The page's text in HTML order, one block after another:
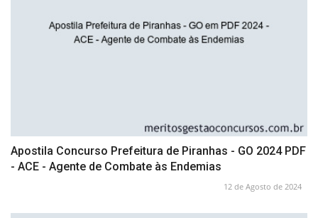
Apostila Concurso Prefeitura de Piranhas - GO 2024 PDF
- ACE - Agente de Combate às Endemias
12 de Agosto de 2024